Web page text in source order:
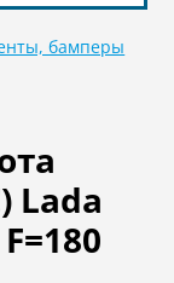
отдых
бамперы
Lada